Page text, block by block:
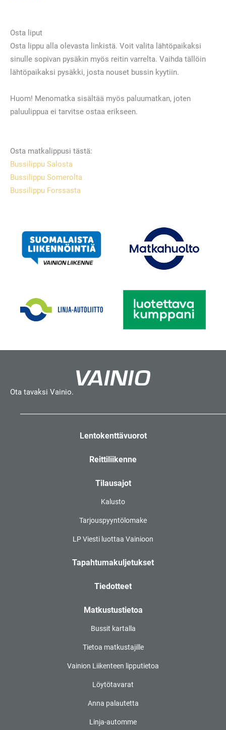
Osta liput
Osta lippu alla olevasta linkistä. Voit valita lähtöpaikaksi
sinulle sopivan pysäkin myös reitin varrelta. Vaihda tällöin
lähtöpaikaksi pysäkki, josta nouset bussin kyytiin.
Huom! Menomatka sisältää myös paluumatkan, joten
paluulippua ei tarvitse ostaa erikseen.
Osta matkalippusi tästä:
Bussilippu Salosta
Bussilippu Somerolta
Bussilippu Forssasta
Ota tavaksi Vainio.
Lentokenttävuorot
Reittiliikenne
Tilausajot
Kalusto
Tarjouspyyntölomake
LP Viesti luottaa Vainioon
Tapahtumakuljetukset
Tiedotteet
Matkustustietoa
Bussit kartalla
Tietoa matkustajille
Vainion Liikenteen lipputietoa
Löytötavarat
Anna palautetta
Linja-automme